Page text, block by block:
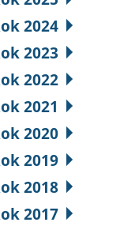
2024
2023
2022
2021
2020
2019
2018
2017